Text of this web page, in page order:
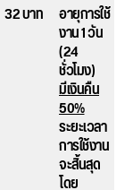
32 บาท อายุการใช้
งาน 1 วัน
(24
ชั่วโมง)
มีเงินคืน
50%
ระยะเวลา
การใช้งาน
จะสิ้นสุด
โดย